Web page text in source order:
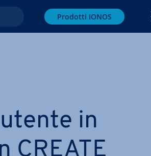
Prodotti IONOS
in
CREATE